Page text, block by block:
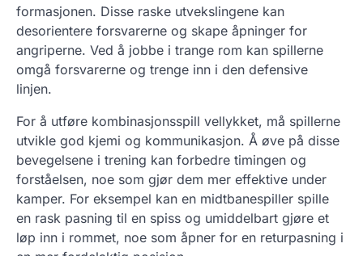
formasjonen. Disse raske utvekslingene kan
desorientere forsvarerne og skape åpninger for
angriperne. Ved å jobbe i trange rom kan spillerne
omgå forsvarerne og trenge inn i den defensive
linjen.
For å utføre kombinasjonsspill vellykket, må spillerne
utvikle god kjemi og kommunikasjon. Å øve på disse
bevegelsene i trening kan forbedre timingen og
forståelsen, noe som gjør dem mer effektive under
kamper. For eksempel kan en midtbanespiller spille
en rask pasning til en spiss og umiddelbart gjøre et
løp inn i rommet, noe som åpner for en returpasning i